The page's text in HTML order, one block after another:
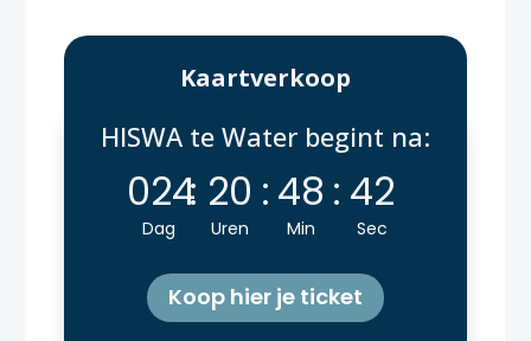
Kaartverkoop
HISWA te Water begint na:
024
Dag
: 20
Uren
: 48
Min
: 42
Sec
Koop hier je ticket